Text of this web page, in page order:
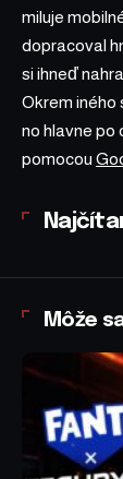
miluje
dopracoval
si ihneď
Okrem iného
no hlavne
pomocou
Môže